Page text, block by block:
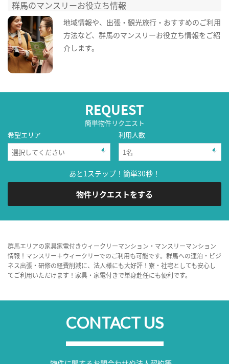
群馬のマンスリーお役立ち情報
地域情報や、出張・観光旅行・おすすめのご利用
方法など、群馬のマンスリーお役立ち情報をご紹
介します。
REQUEST
簡単物件リクエスト
希望エリア
利用人数
あと1ステップ！簡単30秒！
物件リクエストをする
群馬エリアの家具家電付きウィークリーマンション・マンスリーマンション
情報！マンスリー＋ウィークリーでのご利用も可能です。群馬への連泊・ビジ
ネス出張・研修の経費削減に、法人様にも大好評！寮・社宅としても安心し
てご利用いただけます！家具・家電付きで単身赴任にも便利です。
CONTACT US